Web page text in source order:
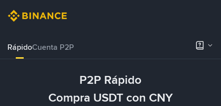
RápidoCuenta P2P
P2P Rápido
Compra USDT con CNY